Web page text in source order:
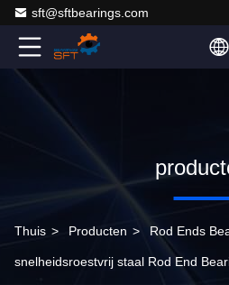
sft@sftbearings.com
Thuis > Producten > Rod Ends
snelheidsroestvrij staal Rod End